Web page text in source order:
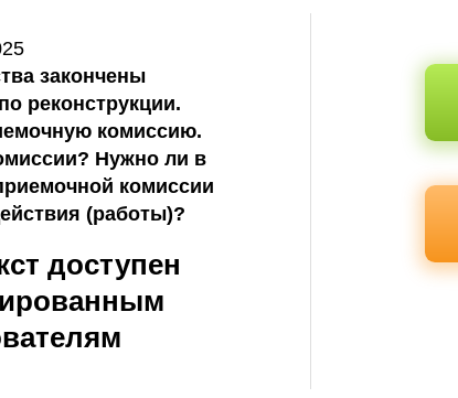
закончены
реконструкции.
комиссию.
Нужно ли в
комиссии
(работы)?
доступен